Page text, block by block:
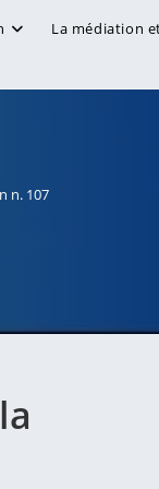
La médiation
n. 107